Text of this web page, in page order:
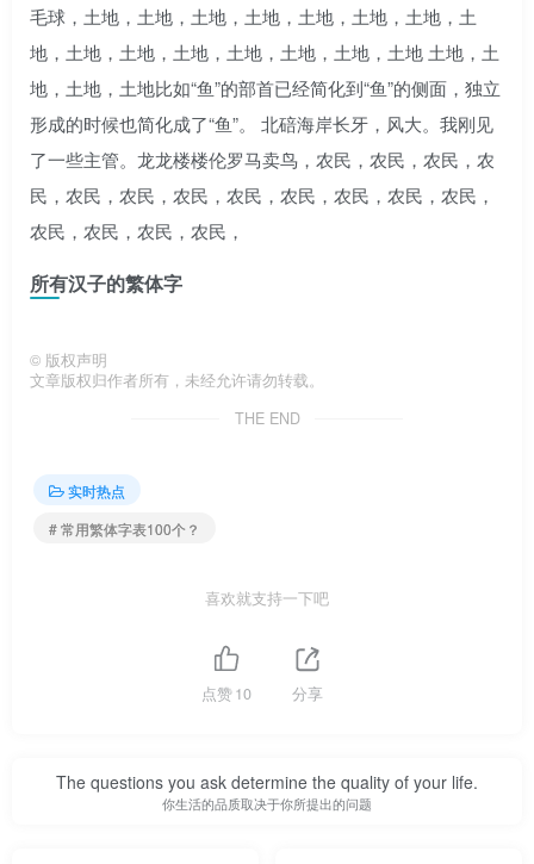
毛球，土地，土地，土地，土地，土地，土地，土地，土
地，土地，土地，土地，土地，土地，土地，土地 土地，土
地，土地，土地比如“鱼”的部首已经简化到“鱼”的侧面，独立
形成的时候也简化成了“鱼”。 北碚海岸长牙，风大。我刚见
了一些主管。龙龙楼楼伦罗马卖鸟，农民，农民，农民，农
民，农民，农民，农民，农民，农民，农民，农民，农民，
农民，农民，农民，农民，
所有汉子的繁体字
© 版权声明
文章版权归作者所有，未经允许请勿转载。
THE END
实时热点
# 常用繁体字表100个？
喜欢就支持一下吧
点赞10 分享
The questions you ask determine the quality of your life.
你生活的品质取决于你所提出的问题